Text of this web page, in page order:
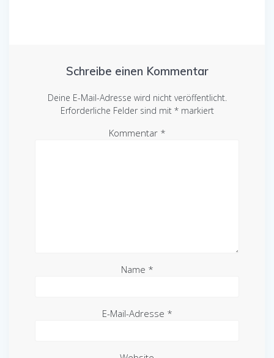
Schreibe einen Kommentar
Deine E-Mail-Adresse wird nicht veröffentlicht.
Erforderliche Felder sind mit *markiert
Kommentar *
Name *
E-Mail-Adresse *